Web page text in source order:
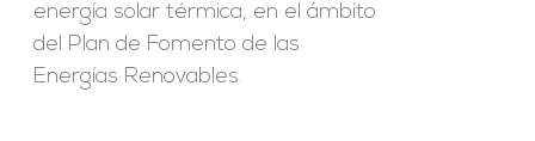
energía solar térmica, en el ámbito
del Plan de Fomento de las
Energías Renovables.